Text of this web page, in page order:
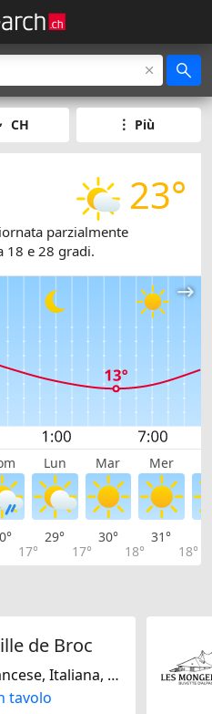
CH Più
23°
parzialmente
18 e 28 gradi.
Lun Mar Mer
17°
29°
17°
30°
18°
31°
18°
de Broc
Europeo, Francese, Italiana, Mediterranea, Svizzera
tavolo